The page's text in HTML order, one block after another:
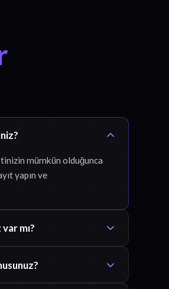
mümkün olduğunca
yapın ve
mı?